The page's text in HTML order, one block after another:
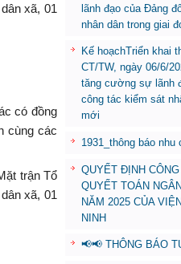
xã, 01
có đồng
cùng các
trận Tổ
xã, 01
lãnh đạo của Đảng
nhân dân trong giai
Kế hoạchTriển khai
CT/TW, ngày 06/6/
tăng cường sự lãnh
công tác kiểm sát
mới
1931_thông báo
QUYẾT ĐỊNH
QUYẾT TOÁN
NĂM 2025 CỦA
NINH
📢📢 THÔNG BÁO